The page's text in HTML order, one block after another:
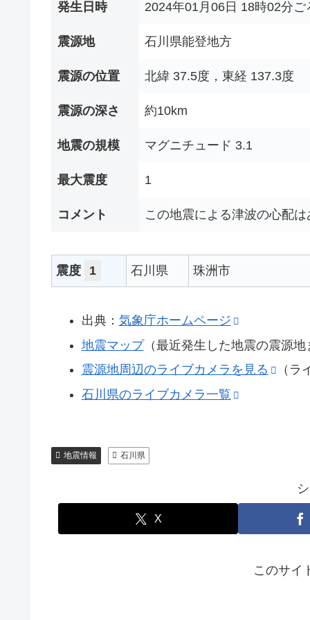
発生日時 2024年01月06日 18時02分ご
震源地 石川県能登地方
震源の位置 北緯 37.5度，東経 137.3度
震源の深さ 約10km
地震の規模 マグニチュード 3.1
最大震度 1
コメント この地震による津波の心配
震度 1 石川県 珠洲市
出典： 気象庁ホームページ
地震マップ（最近発生した地震の震源地
震源地周辺のライブカメラを見る
（ラ
石川県のライブカメラ一覧
地震情報 石川県
X
このサイ